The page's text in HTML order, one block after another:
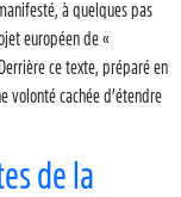
à quelques pas
européen de «
ce texte, préparé en
volonté cachée d’étendre
de la